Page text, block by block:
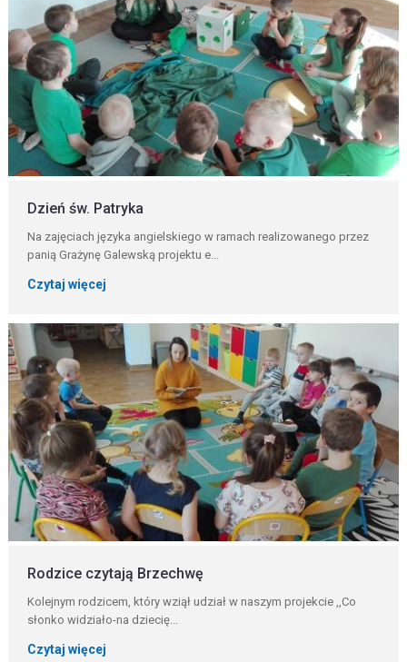
Dzień św. Patryka
Na zajęciach języka angielskiego w ramach realizowanego przez
panią Grażynę Galewską projektu e...
Czytaj więcej
Rodzice czytają Brzechwę
Kolejnym rodzicem, który wziął udział w naszym projekcie ,,Co
słonko widziało-na dziecię...
Czytaj więcej